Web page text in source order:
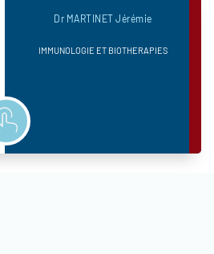
Dr MARTINET Jérémie
IMMUNOLOGIE ET BIOTHERAPIES